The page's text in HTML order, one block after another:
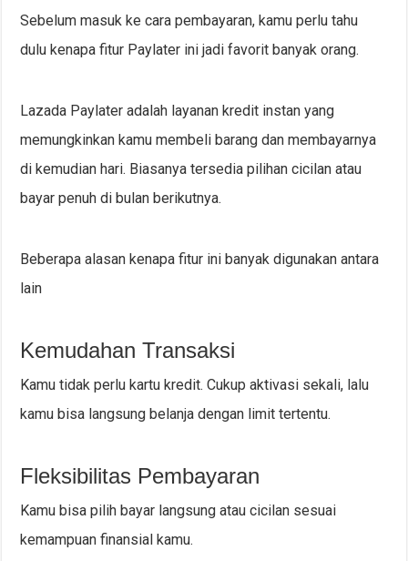
Sebelum masuk ke cara pembayaran, kamu perlu tahu
dulu kenapa fitur Paylater ini jadi favorit banyak orang.
Lazada Paylater adalah layanan kredit instan yang
memungkinkan kamu membeli barang dan membayarnya
di kemudian hari. Biasanya tersedia pilihan cicilan atau
bayar penuh di bulan berikutnya.
Beberapa alasan kenapa fitur ini banyak digunakan antara
lain
Kemudahan Transaksi
Kamu tidak perlu kartu kredit. Cukup aktivasi sekali, lalu
kamu bisa langsung belanja dengan limit tertentu.
Fleksibilitas Pembayaran
Kamu bisa pilih bayar langsung atau cicilan sesuai
kemampuan finansial kamu.